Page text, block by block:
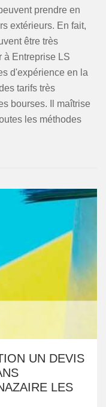
prendre en
extérieurs. En fait,
être très
à Entreprise LS
d'expérience en la
tarifs très
bourses. Il maîtrise
les méthodes
UN DEVIS
LES